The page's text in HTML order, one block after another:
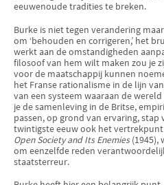
eeuwenoude tradities te breken.
Burke is niet tegen verandering
om ‘behouden en corrigeren,’ het
werkt aan de omstandigheden
filosoof van hem wilt maken zou je
voor de maatschappij kunnen
het Franse rationalisme in de lijn
van een systeem waaraan de
je de samenleving in de Britse,
passen, op grond van ervaring, stap
twintigste eeuw ook het
Open Society and Its Enemies (1945),
om eenzelfde reden
staatsterreur.